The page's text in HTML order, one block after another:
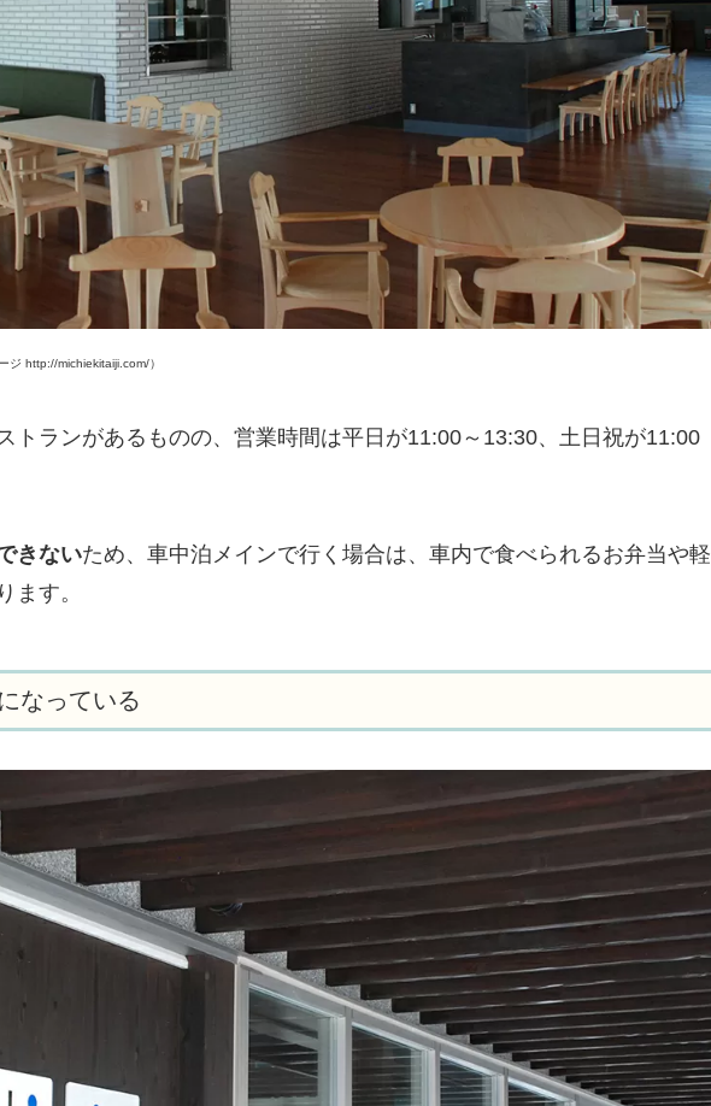
ジ http://michiekitaiji.com/）
トランがあるものの、営業時間は平日が11:00～13:30、土日祝が11:00
きないため、車中泊メインで行く場合は、車内で食べられるお弁当や軽
ます。
なっている